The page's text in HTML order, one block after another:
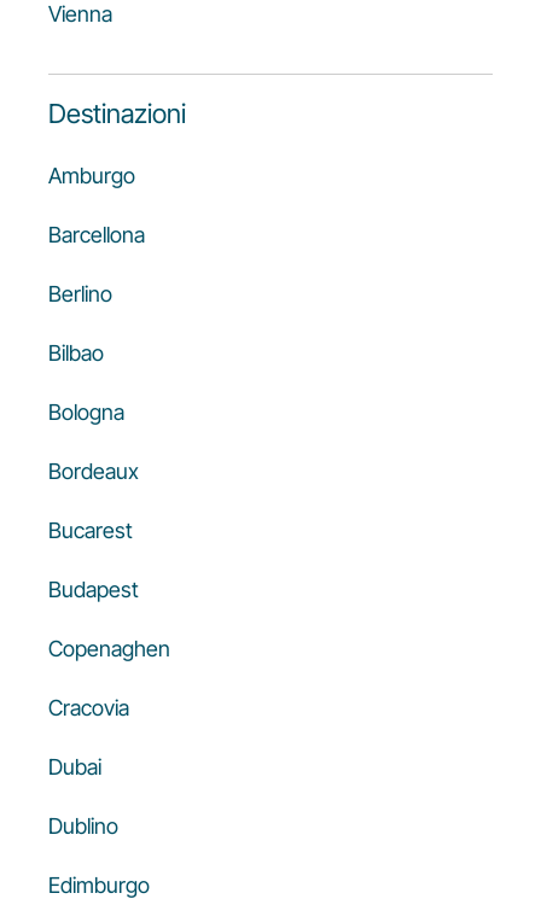
Opportunità di lavoro con Luxair
Vienna
Destinazioni
Amburgo
Barcellona
Berlino
Bilbao
Bologna
Bordeaux
Bucarest
Budapest
Copenaghen
Cracovia
Dubai
Dublino
Edimburgo